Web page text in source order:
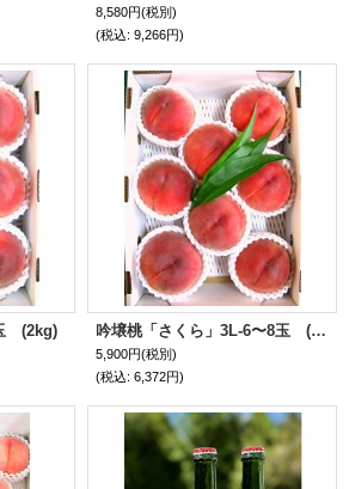
8,580円(税別)
(税込: 9,266円)
(2kg) 吟壌桃「さくら」3L-6〜8玉 (3kg)
5,900円(税別)
(税込: 6,372円)